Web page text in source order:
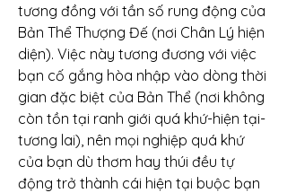
tương đồng với tần số rung động của
Bản Thể Thượng Đế (nơi Chân Lý hiện
diện). Việc này tương đương với việc
bạn cố gắng hòa nhập vào dòng thời
gian đặc biệt của Bản Thể (nơi không
còn tồn tại ranh giới quá khứ-hiện tại-
tương lai), nên mọi nghiệp quá khứ
của bạn dù thơm hay thúi đều tự
động trở thành cái hiện tại buộc bạn